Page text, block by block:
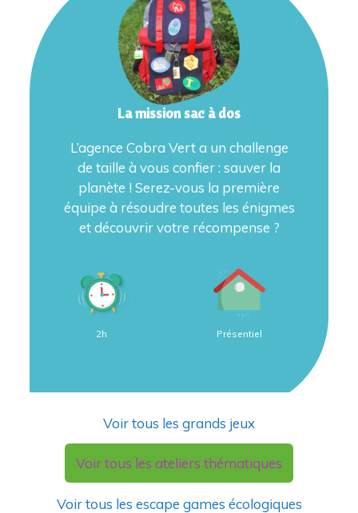
La mission sac à dos
L’agence Cobra Vert a un challenge
de taille à vous confier : sauver la
planète ! Serez-vous la première
équipe à résoudre toutes les énigmes
et découvrir votre récompense ?
2h Présentiel
Voir tous les grands jeux
Voir tous les ateliers thématiques
Voir tous les escape games écologiques